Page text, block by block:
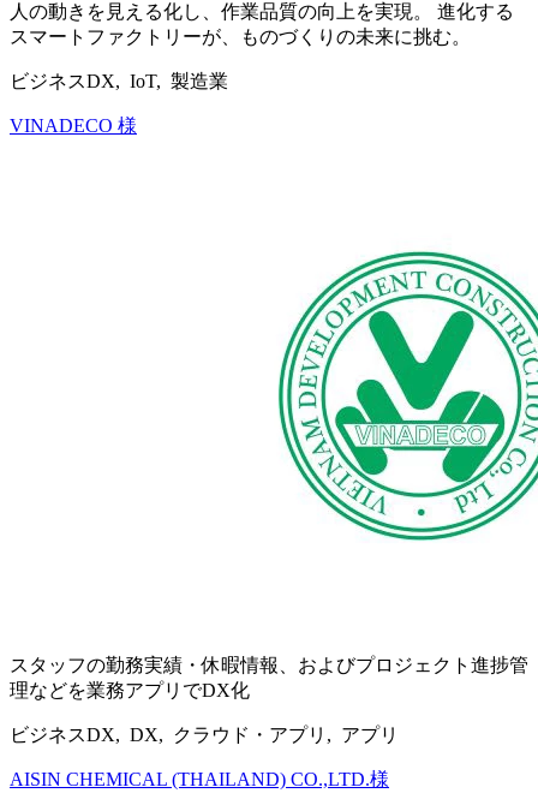
人の動きを見える化し、作業品質の向上を実現。 進化する
スマートファクトリーが、ものづくりの未来に挑む。
ビジネスDX, IoT, 製造業
VINADECO 様
スタッフの勤務実績・休暇情報、およびプロジェクト進捗管
理などを業務アプリでDX化
ビジネスDX, DX, クラウド・アプリ, アプリ
AISIN CHEMICAL (THAILAND) CO.,LTD.様